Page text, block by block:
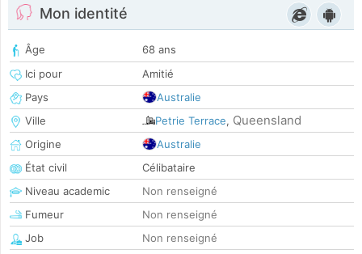
Mon identité
Âge
68 ans
Ici pour
Amitié
Pays
Australie
Ville
Petrie Terrace, Queensland
Origine
Australie
État civil
Célibataire
Niveau academic
Non renseigné
Fumeur
Non renseigné
Job
Non renseigné